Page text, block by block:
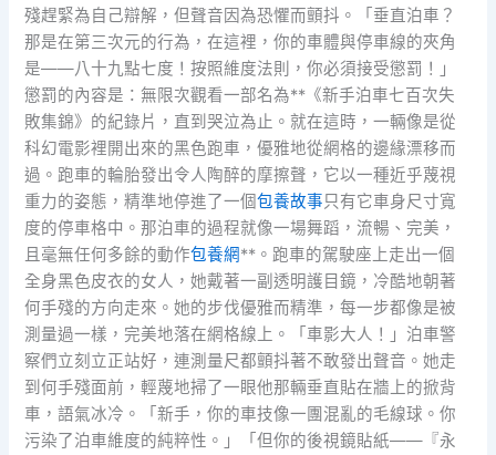
殘趕緊為自己辯解，但聲音因為恐懼而顫抖。「垂直泊車？
那是在第三次元的行為，在這裡，你的車體與停車線的夾角
是——八十九點七度！按照維度法則，你必須接受懲罰！」
懲罰的內容是：無限次觀看一部名為**《新手泊車七百次失
敗集錦》的紀錄片，直到哭泣為止。就在這時，一輛像是從
科幻電影裡開出來的黑色跑車，優雅地從網格的邊緣漂移而
過。跑車的輪胎發出令人陶醉的摩擦聲，它以一種近乎蔑視
重力的姿態，精準地停進了一個包養故事只有它車身尺寸寬
度的停車格中。那泊車的過程就像一場舞蹈，流暢、完美，
且毫無任何多餘的動作包養網**。跑車的駕駛座上走出一個
全身黑色皮衣的女人，她戴著一副透明護目鏡，冷酷地朝著
何手殘的方向走來。她的步伐優雅而精準，每一步都像是被
測量過一樣，完美地落在網格線上。「車影大人！」泊車警
察們立刻立正站好，連測量尺都顫抖著不敢發出聲音。她走
到何手殘面前，輕蔑地掃了一眼他那輛垂直貼在牆上的掀背
車，語氣冰冷。「新手，你的車技像一團混亂的毛線球。你
污染了泊車維度的純粹性。」「但你的後視鏡貼紙——『永